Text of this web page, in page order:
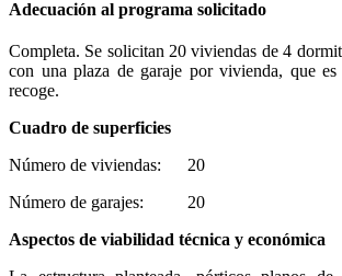
Adecuación al programa solicitado
Completa. Se solicitan 20 viviendas de 4
con una plaza de garaje por vivienda, que
recoge.
Cuadro de superficies
Número de viviendas: 20
Número de garajes: 20
Aspectos de viabilidad técnica y económica